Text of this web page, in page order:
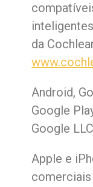
da
Android,
Google
Google
Apple e
comerciais